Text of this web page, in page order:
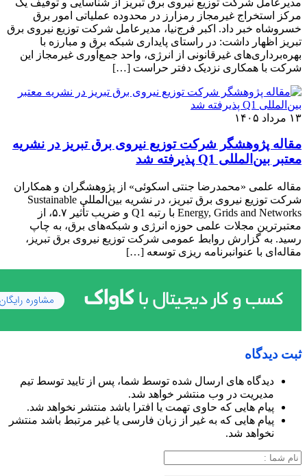
مرکز استخراج غیرمجاز رمزارز در محدوده عملیاتی امور برق
خسروشاه خبر داد. اکبر فرج‌نیا، مدیرعامل شرکت توزیع نیروی برق
تبریز اظهار داشت: در راستای پایداری شبکه برق و مبارزه با
بهره‌برداری‌های غیرقانونی از انرژی، واحد جمع‌آوری غیرمجاز این
شرکت با همکاری نزدیک دفتر حراست […]
۱۳ مرداد ۱۴۰۵
مقاله پژوهشگر شرکت توزیع نیروی برق تبریز در نشریه
معتبر بین‌المللی Q1 پذیرفته شد
مقاله علمی «محمدرضا جنتی اسکوئی» از پژوهشگران و همکاران
شرکت توزیع نیروی برق تبریز، در نشریه بین‌المللی Sustainable
Energy, Grids and Networks با رتبه Q1 و ضریب تأثیر ۵.۷، از
معتبرترین مجلات علمی حوزه انرژی و شبکه‌های برق، به چاپ
رسید. به گزارش روابط عمومی شرکت توزیع نیروی برق تبریز،
مقاله‌ای با عنوانبرنامه ریزی توسعه […]
ثبت دیدگاه
دیدگاه های ارسال شده توسط شما، پس از تایید توسط تیم
مدیریت در وب منتشر خواهد شد.
پیام هایی که حاوی تهمت یا افترا باشد منتشر نخواهد شد.
پیام هایی که به غیر از زبان فارسی یا غیر مرتبط باشد منتشر
نخواهد شد.